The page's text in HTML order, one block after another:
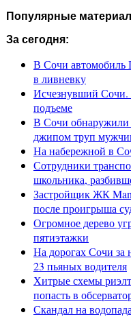
Популярные
За сегодня:
В Сочи автомобиль
в ливневку
Исчезнувший
подъеме
В Сочи обнаружили
джипом труп
На набережной в
Сотрудники
школьника,
Застройщик ЖК
после проигрыша
Огромное дерево
пятиэтажки
На дорогах Сочи за
23 пьяных водителя
Хитрые схемы
попасть в
Скандал на